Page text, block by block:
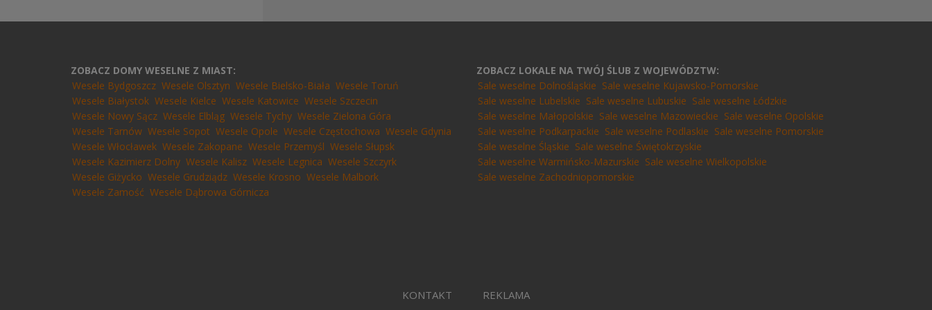
ZOBACZ DOMY WESELNE Z MIAST:
Wesele Bydgoszcz Wesele Olsztyn Wesele Bielsko-Biała Wesele Toruń
Wesele Białystok Wesele Kielce Wesele Katowice Wesele Szczecin
Wesele Nowy Sącz Wesele Elbląg Wesele Tychy Wesele Zielona Góra
Wesele Tarnów Wesele Sopot Wesele Opole Wesele Częstochowa Wesele Gdynia
Wesele Włocławek Wesele Zakopane Wesele Przemyśl Wesele Słupsk
Wesele Kazimierz Dolny Wesele Kalisz Wesele Legnica Wesele Szczyrk
Wesele Giżycko Wesele Grudziądz Wesele Krosno Wesele Malbork
Wesele Zamość Wesele Dąbrowa Górnicza
ZOBACZ LOKALE NA TWÓJ ŚLUB Z WOJEWÓDZTW:
Sale weselne Dolnośląskie Sale weselne Kujawsko-Pomorskie
Sale weselne Lubelskie Sale weselne Lubuskie Sale weselne Łódzkie
Sale weselne Małopolskie Sale weselne Mazowieckie Sale weselne Opolskie
Sale weselne Podkarpackie Sale weselne Podlaskie Sale weselne Pomorskie
Sale weselne Śląskie Sale weselne Świętokrzyskie
Sale weselne Warmińsko-Mazurskie Sale weselne Wielkopolskie
Sale weselne Zachodniopomorskie
KONTAKT REKLAMA